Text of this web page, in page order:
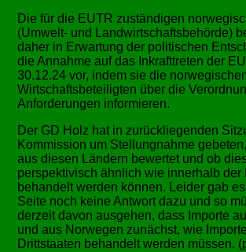
Die für die EUTR zuständigen
(Umwelt- und Landwirtschaftsbehörde)
daher in Erwartung der politischen
die Annahme auf das Inkrafttreten der
30.12.24 vor, indem sie die
Wirtschaftsbeteiligten über die
Anforderungen informieren.
Der GD Holz hat in zurückliegenden
Kommission um Stellungnahme
aus diesen Ländern bewertet und ob
perspektivisch ähnlich wie innerhalb der
behandelt werden können. Leider gab
Seite noch keine Antwort dazu und so
derzeit davon ausgehen, dass Importe
und aus Norwegen zunächst, wie
Drittstaaten behandelt werden müssen.